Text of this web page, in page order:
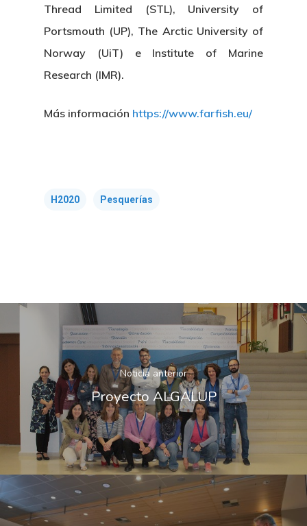
Thread Limited (STL), University of
Portsmouth (UP), The Arctic University of
Norway (UiT) e Institute of Marine
Research (IMR).
Más información https://www.farfish.eu/
H2020 Pesquerías
Noticia anterior
Proyecto ALGALUP